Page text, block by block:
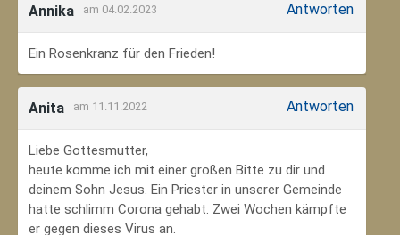
Annika am 04.02.2023 Antworten
Ein Rosenkranz für den Frieden!
Anita am 11.11.2022 Antworten
Liebe Gottesmutter,
heute komme ich mit einer großen Bitte zu dir und
deinem Sohn Jesus. Ein Priester in unserer Gemeinde
hatte schlimm Corona gehabt. Zwei Wochen kämpfte
er gegen dieses Virus an.